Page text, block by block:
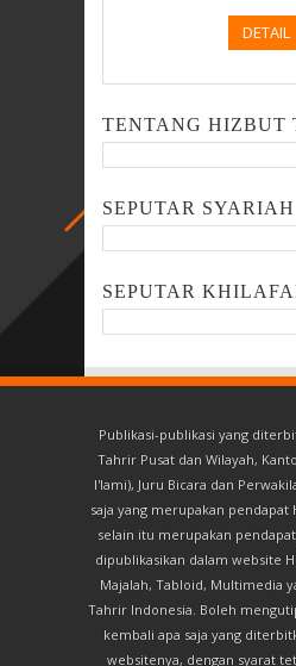
DETAIL
TENTANG HIZBUT
SEPUTAR SYARIAH
SEPUTAR
Publikasi-publikasi yang
Tahrir Pusat dan Wilayah,
I'lami), Juru Bicara dan
saja yang merupakan pendapat
selain itu merupakan
dipublikasikan dalam website
Majalah, Tabloid, Multimedia
Tahrir Indonesia. Boleh
kembali apa saja yang
websitenya, dengan syarat